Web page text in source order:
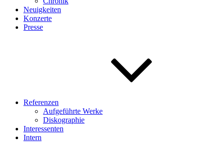
Neuigkeiten
Konzerte
Presse
Referenzen
Aufgeführte Werke
Diskographie
Interessenten
Intern